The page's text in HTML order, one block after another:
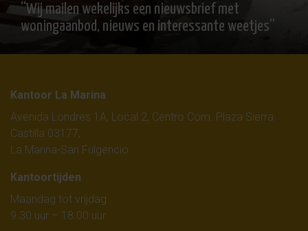
“Wij mailen wekelijks een nieuwsbrief met
woningaanbod, nieuws en interessante weetjes”
Kantoor La Marina
Avenida Londres 1A, Local 2, Centro Com. Plaza Sierra
Castilla 03177,
La Marina-San Fulgencio
Kantoortijden
Maandag tot vrijdag
9.30 uur – 18.00 uur